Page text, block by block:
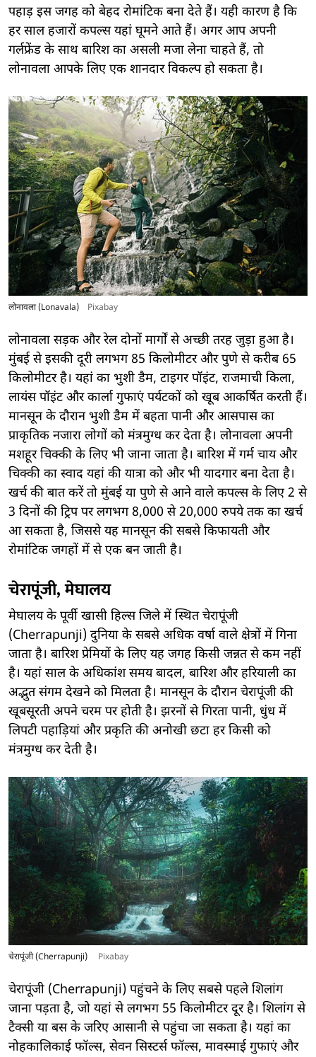
पहाड़ इस जगह को बेहद रोमांटिक बना देते हैं। यही कारण है कि
हर साल हजारों कपल्स यहां घूमने आते हैं। अगर आप अपनी
गर्लफ्रेंड के साथ बारिश का असली मजा लेना चाहते हैं, तो
लोनावला आपके लिए एक शानदार विकल्प हो सकता है।
लोनावला (Lonavala) Pixabay
लोनावला सड़क और रेल दोनों मार्गों से अच्छी तरह जुड़ा हुआ है।
मुंबई से इसकी दूरी लगभग 85 किलोमीटर और पुणे से करीब 65
किलोमीटर है। यहां का भुशी डैम, टाइगर पॉइंट, राजमाची किला,
लायंस पॉइंट और कार्ला गुफाएं पर्यटकों को खूब आकर्षित करती हैं।
मानसून के दौरान भुशी डैम में बहता पानी और आसपास का
प्राकृतिक नजारा लोगों को मंत्रमुग्ध कर देता है। लोनावला अपनी
मशहूर चिक्की के लिए भी जाना जाता है। बारिश में गर्म चाय और
चिक्की का स्वाद यहां की यात्रा को और भी यादगार बना देता है।
खर्च की बात करें तो मुंबई या पुणे से आने वाले कपल्स के लिए 2 से
3 दिनों की ट्रिप पर लगभग 8,000 से 20,000 रुपये तक का खर्च
आ सकता है, जिससे यह मानसून की सबसे किफायती और
रोमांटिक जगहों में से एक बन जाती है।
चेरापूंजी, मेघालय
मेघालय के पूर्वी खासी हिल्स जिले में स्थित चेरापूंजी
(Cherrapunji) दुनिया के सबसे अधिक वर्षा वाले क्षेत्रों में गिना
जाता है। बारिश प्रेमियों के लिए यह जगह किसी जन्नत से कम नहीं
है। यहां साल के अधिकांश समय बादल, बारिश और हरियाली का
अद्भुत संगम देखने को मिलता है। मानसून के दौरान चेरापूंजी की
खूबसूरती अपने चरम पर होती है। झरनों से गिरता पानी, धुंध में
लिपटी पहाड़ियां और प्रकृति की अनोखी छटा हर किसी को
मंत्रमुग्ध कर देती है।
चेरापूंजी (Cherrapunji) Pixabay
चेरापूंजी (Cherrapunji) पहुंचने के लिए सबसे पहले शिलांग
जाना पड़ता है, जो यहां से लगभग 55 किलोमीटर दूर है। शिलांग से
टैक्सी या बस के जरिए आसानी से पहुंचा जा सकता है। यहां का
नोहकालिकाई फॉल्स, सेवन सिस्टर्स फॉल्स, मावस्माई गुफाएं और